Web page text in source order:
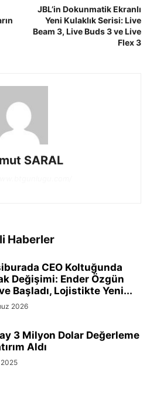
JBL’in Dokunmatik Ekranlı
Yeni Kulaklık Serisi: Live
Beam 3, Live Buds 3 ve Live
Flex 3
SARAL
Haberler
CEO Koltuğunda
Değişimi: Ender Özgün
Başladı, Lojistikte Yeni...
2026
3 Milyon Dolar Değerleme
Aldı